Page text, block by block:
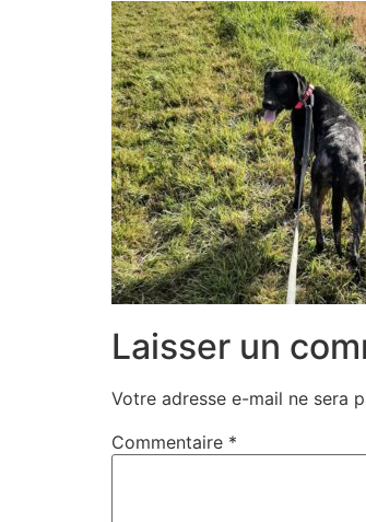
Laisser un
Votre adresse e-mail ne sera
Commentaire *